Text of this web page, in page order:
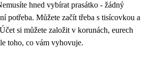
hned vybírat prasátko - žádný
potřeba. Můžete začít třeba s tisícovkou a
si můžete založit v korunách, eurech
toho, co vám vyhovuje.